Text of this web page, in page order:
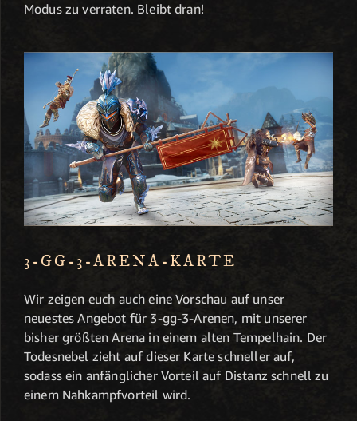
Modus zu verraten. Bleibt dran!
3-GG-3-ARENA-KARTE
Wir zeigen euch auch eine Vorschau auf unser
neuestes Angebot für 3-gg-3-Arenen, mit unserer
bisher größten Arena in einem alten Tempelhain. Der
Todesnebel zieht auf dieser Karte schneller auf,
sodass ein anfänglicher Vorteil auf Distanz schnell zu
einem Nahkampfvorteil wird.